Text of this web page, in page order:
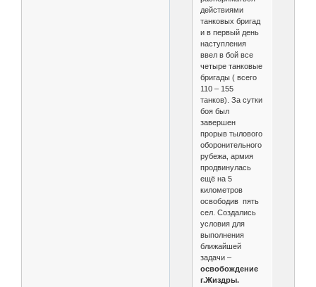
действиями
танковых бригад
и в первый день
наступления
ввел в бой все
четыре танковые
бригады ( всего
110 – 155
танков). За сутки
боя был
завершен
прорыв тылового
оборонительного
рубежа, армия
продвинулась
ещё на 5
километров
освободив пять
сел. Создались
условия для
выполнения
ближайшей
задачи –
освобождение
г.Жиздры.